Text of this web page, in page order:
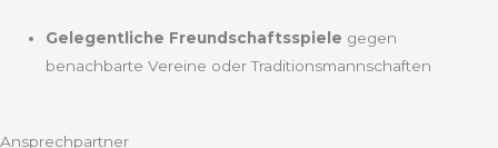
Gelegentliche Freundschaftsspiele gegen
benachbarte Vereine oder Traditionsmannschaften
Ansprechpartner